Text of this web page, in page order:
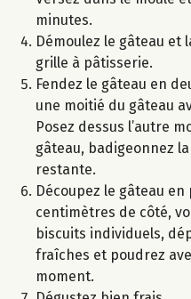
minutes.
Démoulez le gâteau
grille à pâtisserie.
Fendez le gâteau en
une moitié du gâteau
Posez dessus l’autre
gâteau, badigeonnez
restante.
Découpez le gâteau
centimètres de côté,
biscuits individuels,
fraîches et poudrez
moment.